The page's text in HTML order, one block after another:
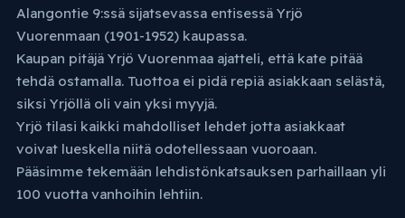
Alangontie 9:ssä sijatsevassa entisessä Yrjö
Vuorenmaan (1901-1952) kaupassa.
Kaupan pitäjä Yrjö Vuorenmaa ajatteli, että kate pitää
tehdä ostamalla. Tuottoa ei pidä repiä asiakkaan selästä,
siksi Yrjöllä oli vain yksi myyjä.
Yrjö tilasi kaikki mahdolliset lehdet jotta asiakkaat
voivat lueskella niitä odotellessaan vuoroaan.
Pääsimme tekemään lehdistönkatsauksen parhaillaan yli
100 vuotta vanhoihin lehtiin.